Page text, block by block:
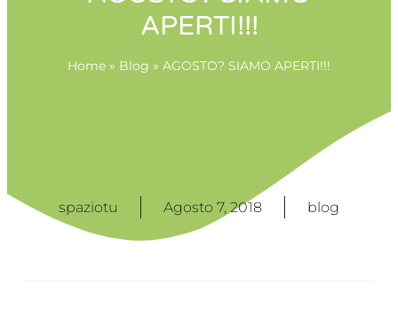
APERTI!!!
Home » Blog » AGOSTO? SIAMO APERTI!!!
spaziotu Agosto 7, 2018 blog